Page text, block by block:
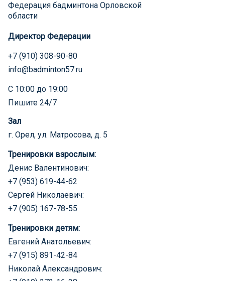
Федерация бадминтона Орловской
области
Директор Федерации
+7 (910) 308-90-80
info@badminton57.ru
С 10:00 до 19:00
Пишите 24/7
Зал
г. Орел, ул. Матросова, д. 5
Тренировки взрослым:
Денис Валентинович:
+7 (953) 619-44-62
Сергей Николаевич:
+7 (905) 167-78-55
Тренировки детям:
Евгений Анатольевич:
+7 (915) 891-42-84
Николай Александрович: